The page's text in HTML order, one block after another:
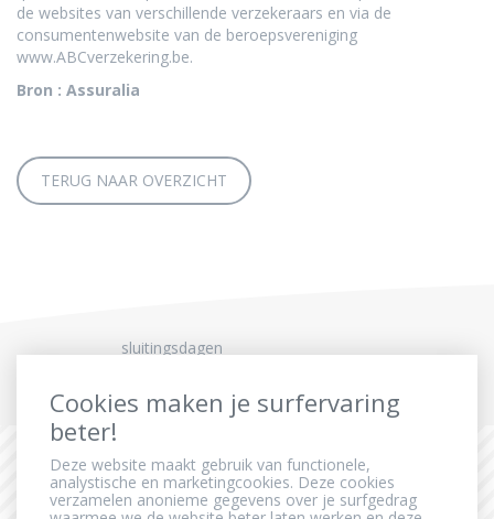
de websites van verschillende verzekeraars en via de
consumentenwebsite van de beroepsvereniging
www.ABCverzekering.be.
Bron : Assuralia
TERUG NAAR OVERZICHT
sluitingsdagen
Cookies maken je surfervaring
beter!
Deze website maakt gebruik van functionele,
analystische en marketingcookies. Deze cookies
verzamelen anonieme gegevens over je surfgedrag